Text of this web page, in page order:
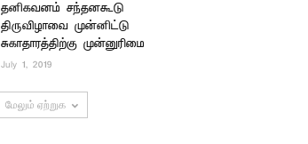
தனிகவனம் சந்தனகூடு
திருவிழாவை முன்னிட்டு
சுகாதாரத்திற்கு முன்னுரிமை
July 1, 2019
மேலும் ஏற்றுக